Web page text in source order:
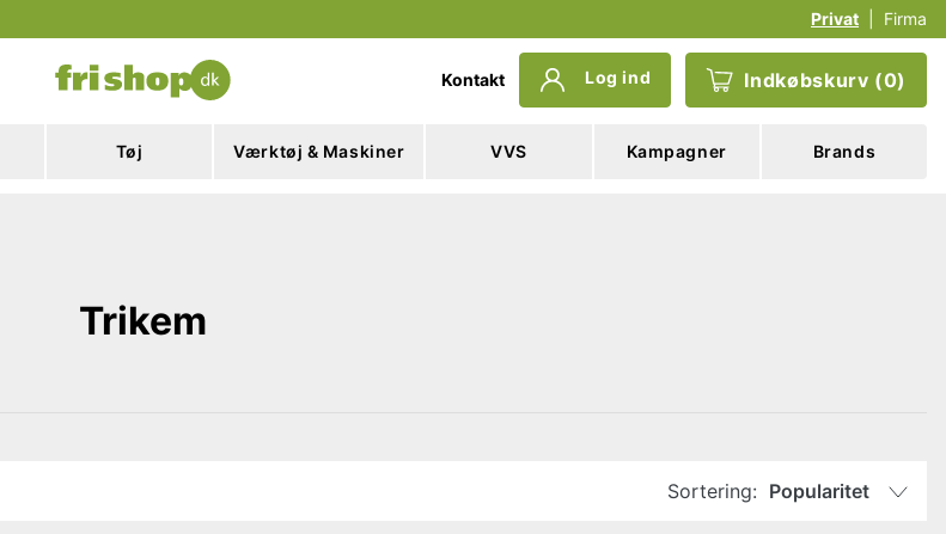
Privat Firma
Kontakt Log ind Indkøbskurv (0)
Tøj Værktøj & Maskiner VVS Kampagner Brands
Trikem
Sortering: Popularitet